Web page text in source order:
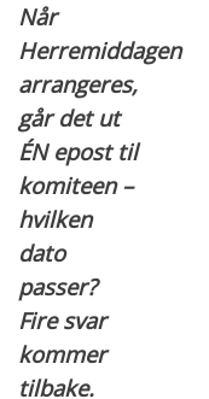
Når
Herremiddagen
arrangeres,
går det ut
ÉN epost til
‎komiteen –
hvilken
dato
passer?
Fire svar
kommer
tilbake.